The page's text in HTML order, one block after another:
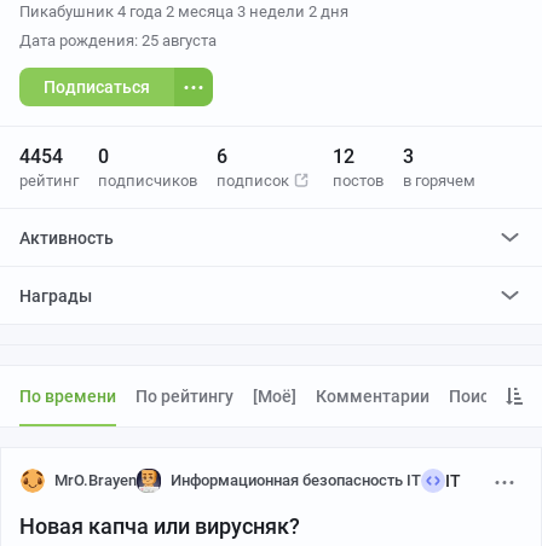
Пикабушник 4 года 2 месяца 3 недели 2 дня
Дата рождения: 25 августа
Подписаться
4454
рейтинг
0
подписчиков
6
подписок
12
постов
3
в горячем
Активность
отредактировал
Награды
По времени По рейтингу [моё] Комментарии Поиск
MrO.Brayen Информационная безопасность IT IT
Новая капча или вирусняк?